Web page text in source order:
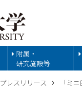
附属・
研究施設等
プレスリリース 「ミ